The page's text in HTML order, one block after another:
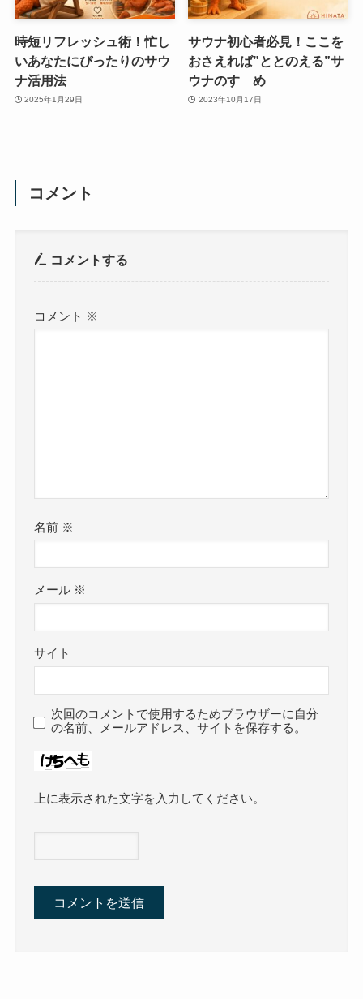
時短リフレッシュ術！忙し
いあなたにぴったりのサウ
ナ活用法
2025年1月29日
サウナ初心者必見！ここを
おさえれば”ととのえる”サ
ウナのすゝめ
2023年10月17日
コメント
コメントする
コメント ※
名前 ※
メール ※
サイト
次回のコメントで使用するためブラウザーに自分
の名前、メールアドレス、サイトを保存する。
上に表示された文字を入力してください。